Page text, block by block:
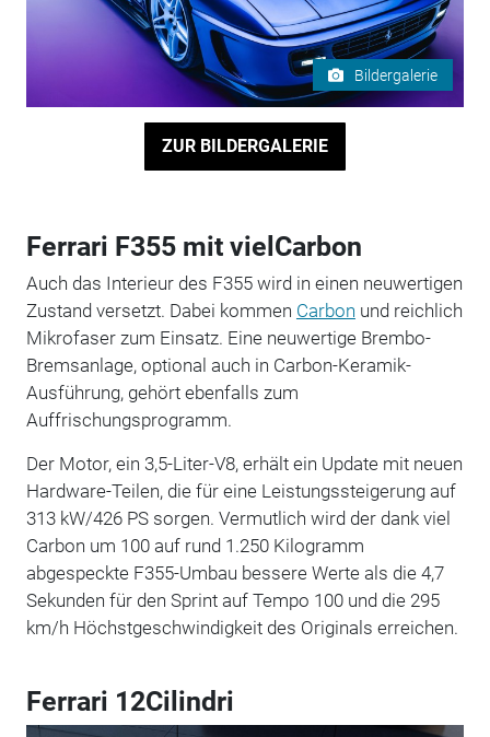
Bildergalerie
ZUR BILDERGALERIE
Ferrari F355 mit vielCarbon
Auch das Interieur des F355 wird in einen neuwertigen
Zustand versetzt. Dabei kommen Carbon und reichlich
Mikrofaser zum Einsatz. Eine neuwertige Brembo-
Bremsanlage, optional auch in Carbon-Keramik-
Ausführung, gehört ebenfalls zum
Auffrischungsprogramm.
Der Motor, ein 3,5-Liter-V8, erhält ein Update mit neuen
Hardware-Teilen, die für eine Leistungssteigerung auf
313 kW/426 PS sorgen. Vermutlich wird der dank viel
Carbon um 100 auf rund 1.250 Kilogramm
abgespeckte F355-Umbau bessere Werte als die 4,7
Sekunden für den Sprint auf Tempo 100 und die 295
km/h Höchstgeschwindigkeit des Originals erreichen.
Ferrari 12Cilindri